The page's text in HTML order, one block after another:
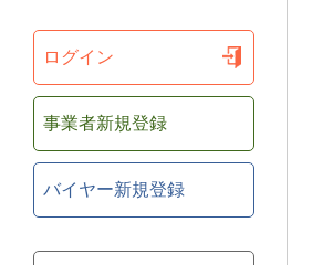
ログイン
事業者新規登録
バイヤー新規登録